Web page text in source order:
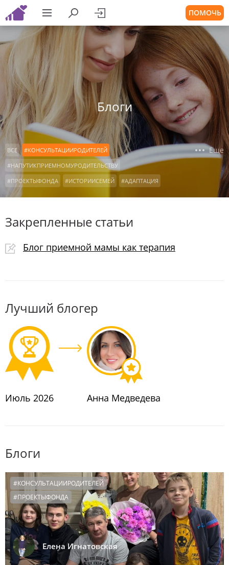
ПОМОЧЬ
Блоги
ВСЕ
#КОНСУЛЬТАЦИИРОДИТЕЛЕЙ
#НАПУТИКПРИЕМНОМУРОДИТЕЛЬСТВУ
#ПРОЕКТЫФОНДА
#ИСТОРИИСЕМЕЙ
#АДАПТАЦИЯ
#ВОСПИТАНИЕ
#ПОДРОСТКИ
#ДЕТСКИЕДОМА
#КРОВНЫЕРОДСТВЕННИКИ
#ВСТРЕЧАСРЕБЕНКОМ
#ОБРАЗОВАНИЕ
#ЗДОРОВЬЕ
#ТЕСТДРАЙВПРИЕМНОГОРОДИТЕЛЬСТВА
#СЕМЬЯПЕРЕХОДНЫЙПЕРИОД
#МНОГОДЕТНЫЕ
Еще
Закрепленные статьи
Блог приемной мамы как терапия
Лучший блогер
Июль 2026 Анна Медведева
Блоги
Елена Игнатовская
#КОНСУЛЬТАЦИИРОДИТЕЛЕЙ
#ПРОЕКТЫФОНДА